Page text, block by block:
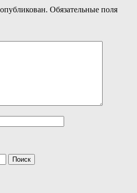
Обязательные поля